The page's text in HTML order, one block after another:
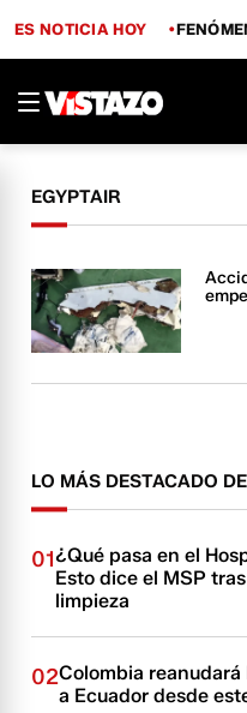
ES NOTICIA HOY
EGYPTAIR
LO MÁS DESTACADO
01¿Qué pasa en el
Esto dice el MSP
limpieza
02Colombia
a Ecuador desde